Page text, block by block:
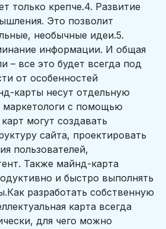
только крепче.4. Развитие
Это позволит
необычные идеи.5.
информации. И общая
– все это будет всегда под
от особенностей
карты несут отдельную
маркетологи с помощью
могут создавать
сайта, проектировать
пользователей,
Также майнд-карта
и быстро выполнять
разработать собственную
карта всегда
для чего можно